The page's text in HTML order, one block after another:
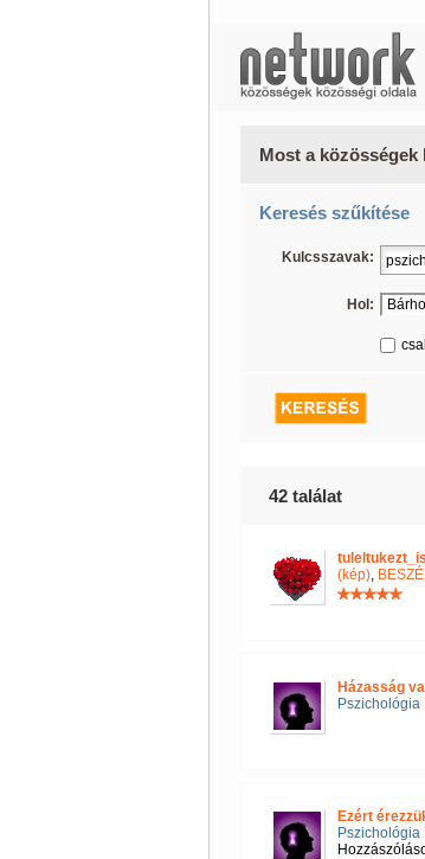
Most a közösségek
Keresés szűkítése
Kulcsszavak:
Hol:
42 találat
(kép),
Házasság
Pszichológia
Ezért
Pszichológia